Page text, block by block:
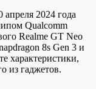
2024 года
Qualcomm
Realme GT Neo
8s Gen 3 и
характеристики,
из гаджетов.